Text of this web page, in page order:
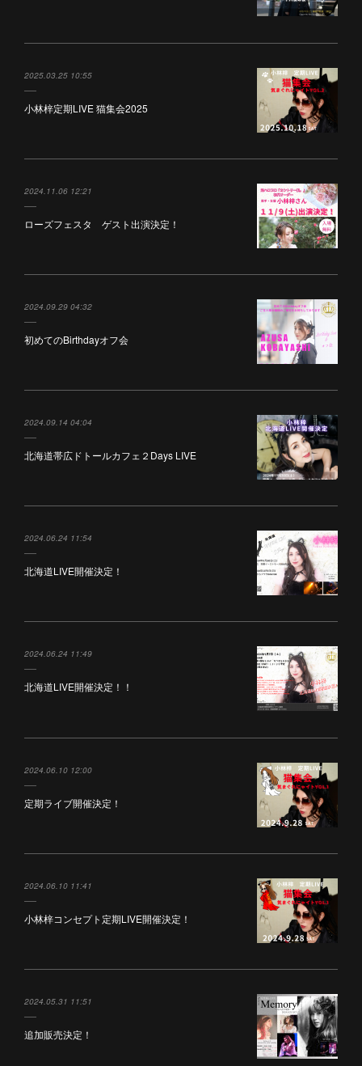
2025.03.25 10:55
小林梓定期LIVE 猫集会2025
2024.11.06 12:21
ローズフェスタ ゲスト出演決定！
2024.09.29 04:32
初めてのBirthdayオフ会
2024.09.14 04:04
北海道帯広ドトールカフェ２Days LIVE
2024.06.24 11:54
北海道LIVE開催決定！
2024.06.24 11:49
北海道LIVE開催決定！！
2024.06.10 12:00
定期ライブ開催決定！
2024.06.10 11:41
小林梓コンセプト定期LIVE開催決定！
2024.05.31 11:51
追加販売決定！